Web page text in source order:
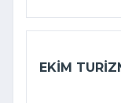
EKIM